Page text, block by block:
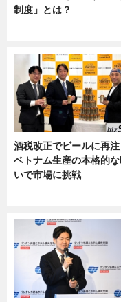
制度」とは？
酒税改正でビールに再注
ベトナム生産の本格的
いで市場に挑戦